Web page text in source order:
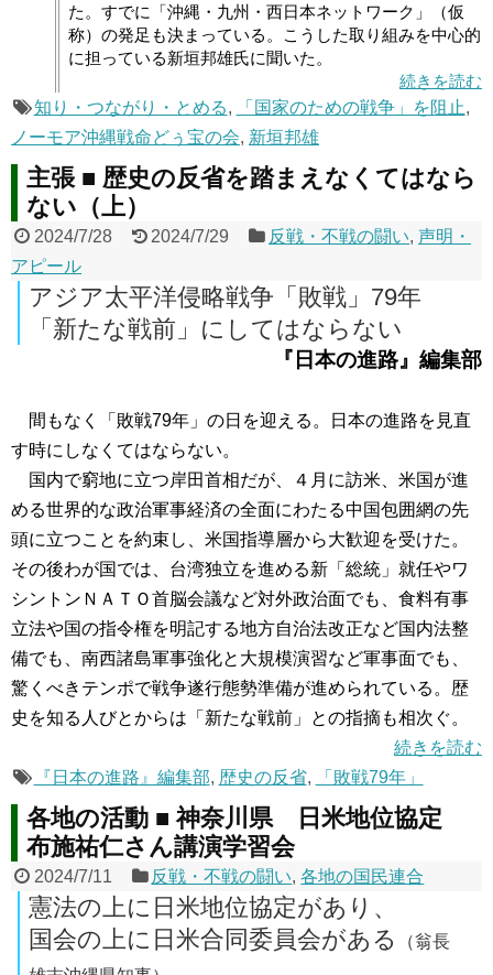
た。すでに「沖縄・九州・西日本ネットワーク」（仮
称）の発足も決まっている。こうした取り組みを中心的
に担っている新垣邦雄氏に聞いた。
続きを読む
知り・つながり・とめる, 「国家のための戦争」を阻止,
ノーモア沖縄戦命どぅ宝の会, 新垣邦雄
主張 ■ 歴史の反省を踏まえなくてはなら
ない（上）
2024/7/28 2024/7/29 反戦・不戦の闘い,声明・
アピール
アジア太平洋侵略戦争「敗戦」79年
「新たな戦前」にしてはならない
『日本の進路』編集部
間もなく「敗戦79年」の日を迎える。日本の進路を見直
す時にしなくてはならない。
国内で窮地に立つ岸田首相だが、４月に訪米、米国が進
める世界的な政治軍事経済の全面にわたる中国包囲網の先
頭に立つことを約束し、米国指導層から大歓迎を受けた。
その後わが国では、台湾独立を進める新「総統」就任やワ
シントンＮＡＴＯ首脳会議など対外政治面でも、食料有事
立法や国の指令権を明記する地方自治法改正など国内法整
備でも、南西諸島軍事強化と大規模演習など軍事面でも、
驚くべきテンポで戦争遂行態勢準備が進められている。歴
史を知る人びとからは「新たな戦前」との指摘も相次ぐ。
続きを読む
『日本の進路』編集部, 歴史の反省, 「敗戦79年」
各地の活動 ■ 神奈川県 日米地位協定
布施祐仁さん講演学習会
2024/7/11 反戦・不戦の闘い,各地の国民連合
憲法の上に日米地位協定があり、
国会の上に日米合同委員会がある
（翁長